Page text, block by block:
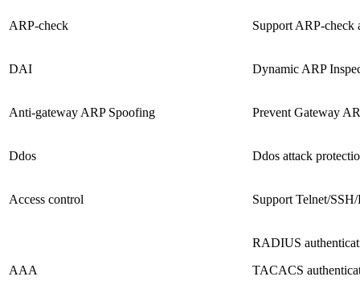
ARP-check Support ARP-check
DAI Dynamic ARP
Anti-gateway ARP Spoofing Prevent Gateway
Ddos Ddos attack
Access control Support Telnet/
AAA
RADIUS
TACACS